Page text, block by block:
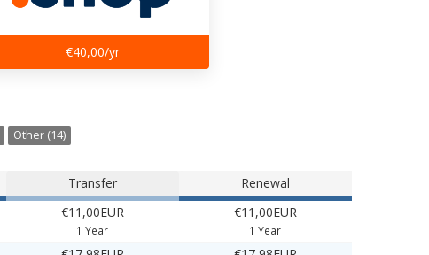
€40,00/yr
Other (14)
Transfer Renewal
€11,00EUR
1 Year
€11,00EUR
1 Year